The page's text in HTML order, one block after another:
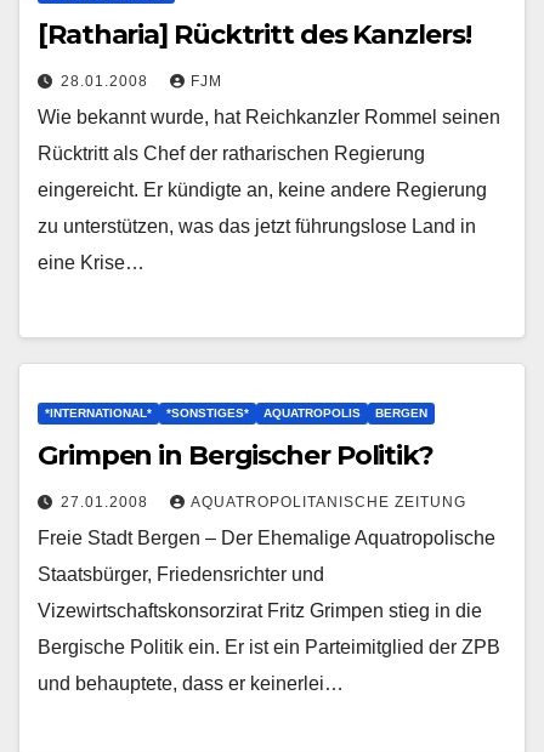
[Ratharia] Rücktritt des Kanzlers!
28.01.2008 FJM
Wie bekannt wurde, hat Reichkanzler Rommel seinen
Rücktritt als Chef der ratharischen Regierung
eingereicht. Er kündigte an, keine andere Regierung
zu unterstützen, was das jetzt führungslose Land in
eine Krise…
*INTERNATIONAL* *SONSTIGES* AQUATROPOLIS BERGEN
Grimpen in Bergischer Politik?
27.01.2008 AQUATROPOLITANISCHE ZEITUNG
Freie Stadt Bergen – Der Ehemalige Aquatropolische
Staatsbürger, Friedensrichter und
Vizewirtschaftskonsorzirat Fritz Grimpen stieg in die
Bergische Politik ein. Er ist ein Parteimitglied der ZPB
und behauptete, dass er keinerlei…